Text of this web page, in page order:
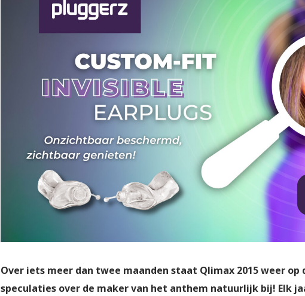
Over iets meer dan twee maanden staat Qlimax 2015 weer op
speculaties over de maker van het anthem natuurlijk bij! Elk